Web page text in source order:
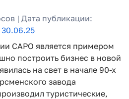
| Дата публикации:
САРО является примером
построить бизнес в новой
на свет в начале 90-х
завода
туристические,